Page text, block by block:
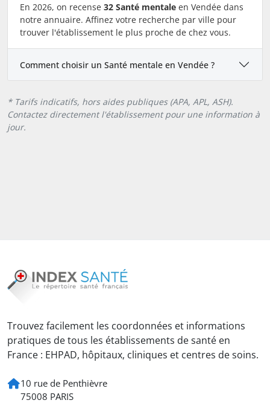
En 2026, on recense 32 Santé mentale en Vendée dans
notre annuaire. Affinez votre recherche par ville pour
trouver l'établissement le plus proche de chez vous.
Comment choisir un Santé mentale en Vendée ?
* Tarifs indicatifs, hors aides publiques (APA, APL, ASH).
Contactez directement l'établissement pour une information à
jour.
Trouvez facilement les coordonnées et informations
pratiques de tous les établissements de santé en
France : EHPAD, hôpitaux, cliniques et centres de soins.
10 rue de Penthièvre
75008 PARIS